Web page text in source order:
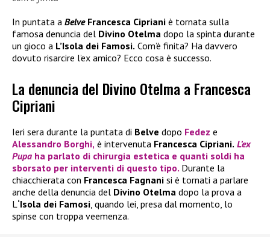
In puntata a Belve Francesca Cipriani è tornata sulla
famosa denuncia del Divino Otelma dopo la spinta durante
un gioco a L’Isola dei Famosi. Com’è finita? Ha davvero
dovuto risarcire l’ex amico? Ecco cosa è successo.
La denuncia del Divino Otelma a Francesca
Cipriani
Ieri sera durante la puntata di Belve dopo Fedez e
Alessandro Borghi, è intervenuta Francesca Cipriani. L’ex
Pupa ha parlato di chirurgia estetica e quanti soldi ha
sborsato per interventi di questo tipo. Durante la
chiacchierata con Francesca Fagnani si è tornati a parlare
anche della denuncia del Divino Otelma dopo la prova a
L‘Isola dei Famosi , quando lei, presa dal momento, lo
spinse con troppa veemenza.